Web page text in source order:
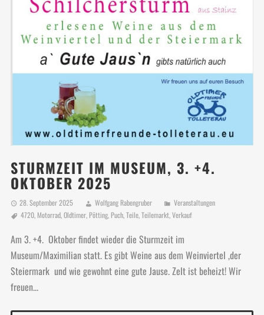
STURMZEIT IM MUSEUM, 3. +4.
OKTOBER 2025
28. September 2025 Wolfgang Rabengruber
Veranstaltungen
4720, Motorrad,Oldtimer, Pötting, Puch,Teile,Teilemarkt,Verkauf
Am 3. +4. Oktober findet wieder die Sturmzeit im
Museum/Maximilian statt. Es gibt Weine aus dem Weinviertel ,der
Steiermark und wie gewohnt eine gute Jause. Zelt ist beheizt! Wir
freuen...